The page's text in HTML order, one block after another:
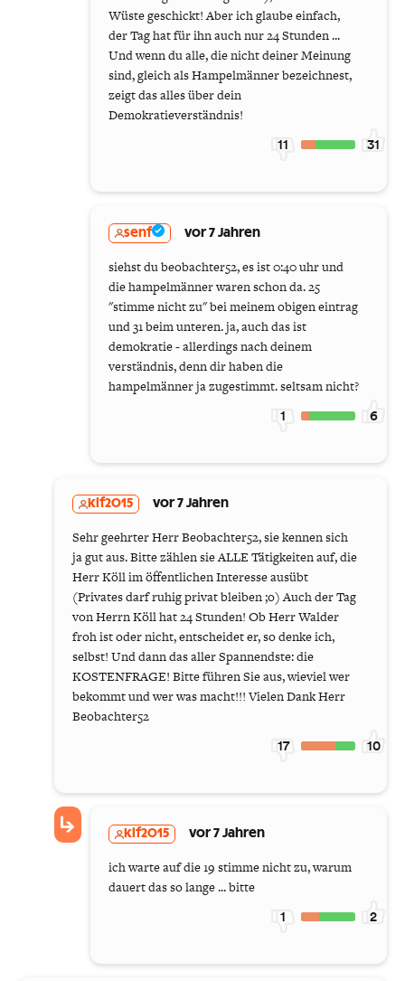
Wüste geschickt! Aber ich glaube einfach,
der Tag hat für ihn auch nur 24 Stunden ...
Und wenn du alle, die nicht deiner Meinung
sind, gleich als Hampelmänner bezeichnest,
zeigt das alles über dein
Demokratieverständnis!
11 31
senf vor 7 Jahren
siehst du beobachter52, es ist 0:40 uhr und
die hampelmänner waren schon da. 25
"stimme nicht zu" bei meinem obigen eintrag
und 31 beim unteren. ja, auch das ist
demokratie - allerdings nach deinem
verständnis, denn dir haben die
hampelmänner ja zugestimmt. seltsam nicht?
1 6
klf2015 vor 7 Jahren
Sehr geehrter Herr Beobachter52, sie kennen sich
ja gut aus. Bitte zählen sie ALLE Tätigkeiten auf, die
Herr Köll im öffentlichen Interesse ausübt
(Privates darf ruhig privat bleiben ;o) Auch der Tag
von Herrn Köll hat 24 Stunden! Ob Herr Walder
froh ist oder nicht, entscheidet er, so denke ich,
selbst! Und dann das aller Spannendste: die
KOSTENFRAGE! Bitte führen Sie aus, wieviel wer
bekommt und wer was macht!!! Vielen Dank Herr
Beobachter52
17 10
klf2015 vor 7 Jahren
ich warte auf die 19 stimme nicht zu, warum
dauert das so lange ... bitte
1 2